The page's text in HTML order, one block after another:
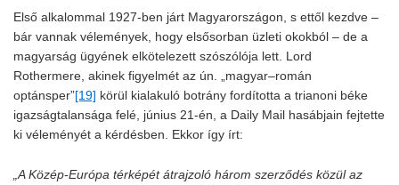
Első alkalommal 1927-ben járt Magyarországon, s ettől kezdve –
bár vannak vélemények, hogy elsősorban üzleti okokból – de a
magyarság ügyének elkötelezett szószólója lett. Lord
Rothermere, akinek figyelmét az ún. „magyar–román
optánsper”[19] körül kialakuló botrány fordította a trianoni béke
igazságtalansága felé, június 21-én, a Daily Mail hasábjain fejtette
ki véleményét a kérdésben. Ekkor így írt:
„A Közép-Európa térképét átrajzoló három szerződés közül az